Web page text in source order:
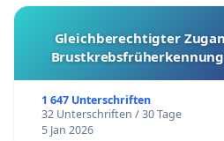
Gleichberechtigter
1 647 Unterschriften
32 Unterschriften / 30 Tage
5 Jan 2026